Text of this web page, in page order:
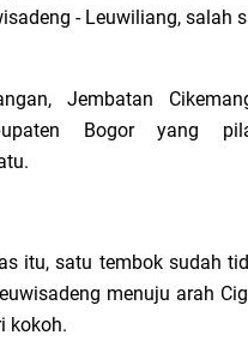
- Leuwiliang, salah
Jembatan
Bogor yang
itu, satu tembok sudah
menuju arah
kokoh.